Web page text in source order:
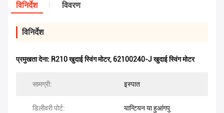
विनिर्देश विवरण
विनिर्देश
प्रमुखता देना: R210 खुदाई स्विंग मोटर, 62100240-J खुदाई स्विंग मोटर
सामग्री: इस्पात
डिलीवरी पोर्ट: यान्टियन या हुआंगपु